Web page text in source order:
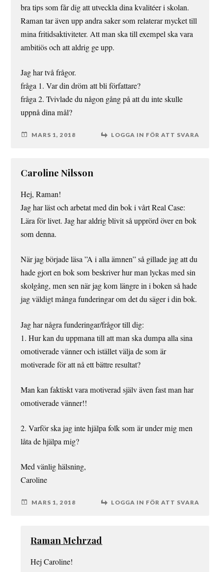
bra tips som får dig att utveckla dina kvalitéer i skolan.
Raman tar även upp andra saker som relaterar mycket till
mina fritidsaktiviteter. Att man ska till exempel ska vara
ambitiös och att aldrig ge upp.
Jag har två frågor.
fråga 1. Var din dröm att bli författare?
fråga 2. Tvivlade du någon gång på att du inte skulle
uppnå dina mål?
MARS 1, 2018 LOGGA IN FÖR ATT SVARA
Caroline Nilsson
Hej, Raman!
Jag har läst och arbetat med din bok i vårt Real Case:
Lära för livet. Jag har aldrig blivit så upprörd över en bok
som denna.
När jag började läsa ”A i alla ämnen” så gillade jag att du
hade gjort en bok som beskriver hur man lyckas med sin
skolgång, men sen när jag kom längre in i boken så hade
jag väldigt många funderingar om det du säger i din bok.
Jag har några funderingar/frågor till dig:
1. Hur kan du uppmana till att man ska dumpa alla sina
omotiverade vänner och istället välja de som är
motiverade för att nå ett bättre resultat?
Man kan faktiskt vara motiverad själv även fast man har
omotiverade vänner!!
2. Varför ska jag inte hjälpa folk som är under mig men
låta de hjälpa mig?
Med vänlig hälsning,
Caroline
MARS 1, 2018 LOGGA IN FÖR ATT SVARA
Raman Mehrzad
Hej Caroline!